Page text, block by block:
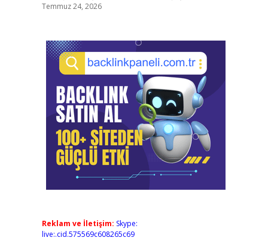
Temmuz 24, 2026
Reklam ve İletişim: Skype:
live:.cid.575569c608265c69